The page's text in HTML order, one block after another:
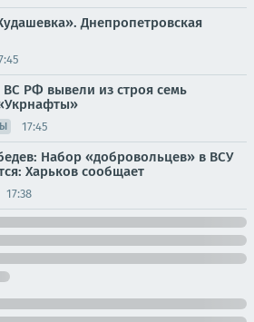
Днепропетровская
ВС РФ вывели из строя семь
17:45
Набор «добровольцев» в ВСУ
Харьков сообщает
17:38